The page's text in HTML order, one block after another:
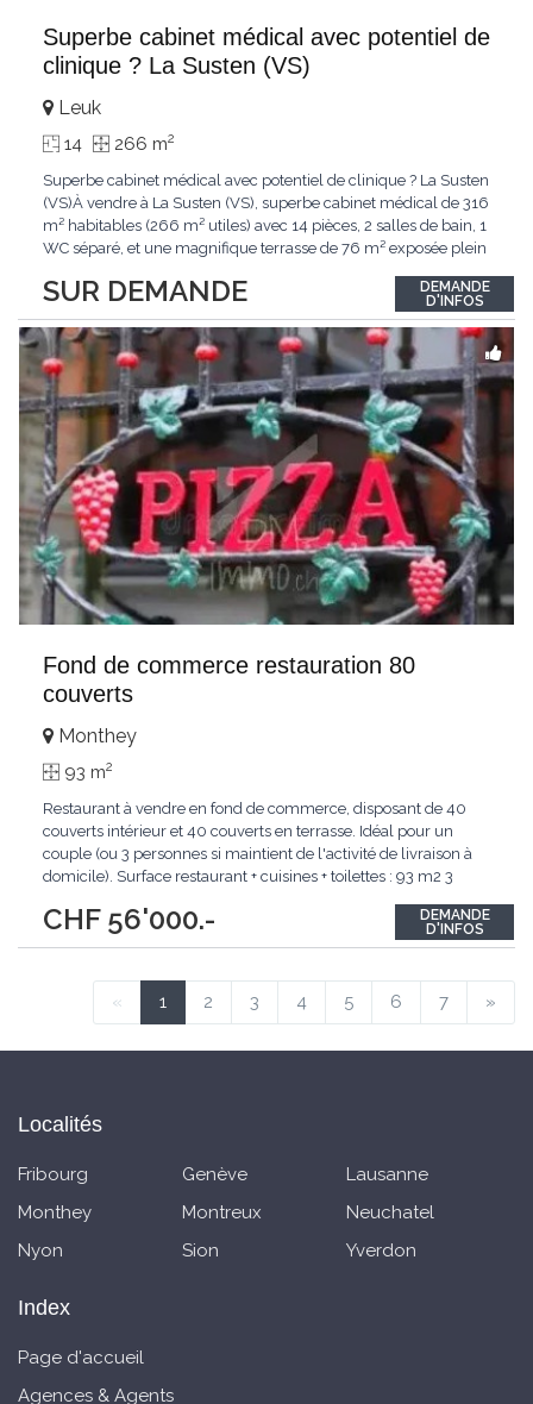
Superbe cabinet médical avec potentiel de
clinique ? La Susten (VS)
SUR DEMANDE
Leuk
14 266 m2
Superbe cabinet médical avec potentiel de clinique ? La Susten
(VS)À vendre à La Susten (VS), superbe cabinet médical de 316
m² habitables (266 m² utiles) avec 14 pièces, 2 salles de bain, 1
WC séparé, et une magnifique terrasse de 76 m² exposée plein
lumineux offre une vue imprenable sur les montagnes et se
situe à proximité...
DEMANDE
D'INFOS
Fond de commerce restauration 80
couverts
CHF 56'000.-
Monthey
93 m2
Restaurant à vendre en fond de commerce, disposant de 40
couverts intérieur et 40 couverts en terrasse. Idéal pour un
couple (ou 3 personnes si maintient de l'activité de livraison à
domicile). Surface restaurant + cuisines + toilettes : 93 m2 3
restaurant. Cuisine équipée et fonctionnelle, tout le mobilier et
les équipements...
DEMANDE
D'INFOS
« 1 2 3 4 5 6 7 »
Localités
Fribourg Genève
Lausanne
Monthey
Montreux
Neuchatel
Nyon
Sion Yverdon
Index
Page d'accueil
Agences & Agents